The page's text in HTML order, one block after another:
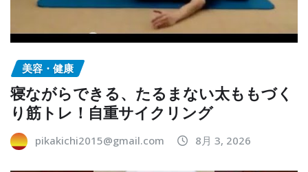
美容・健康
寝ながらできる、たるまない太ももづく
り筋トレ！自重サイクリング
pikakichi2015@gmail.com 8月 3, 2026